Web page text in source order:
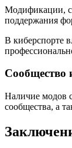
Модификации,
поддержания
В киберспорте
Сообщество
Наличие модов
сообщества, а